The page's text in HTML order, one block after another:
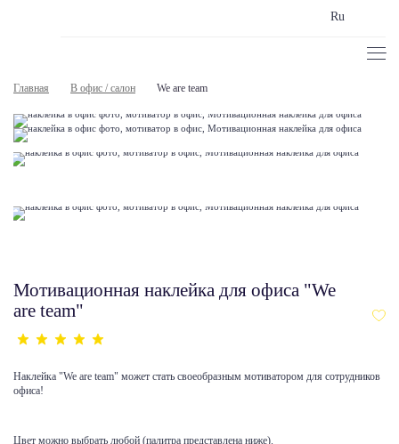
Ru
Главная В офис / салон We are team
Мотивационная наклейка для офиса "We
are team"
Наклейка "We are team" может стать своеобразным мотиватором для сотрудников
офиса!
Цвет можно выбрать любой (палитра представлена ниже).